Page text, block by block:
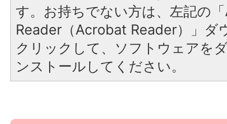
す。お持ちでない方は、左記の
Reader（Acrobat Reader）」ダ
クリックして、ソフトウェアを
ンストールしてください。